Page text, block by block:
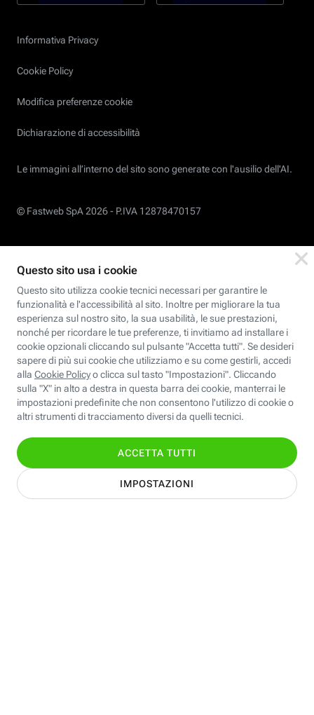
Informativa Privacy
Cookie Policy
Modifica preferenze cookie
Dichiarazione di accessibilità
Le immagini all’interno del sito sono generate con l'ausilio dell'AI.
© Fastweb SpA 2026 - P.IVA 12878470157